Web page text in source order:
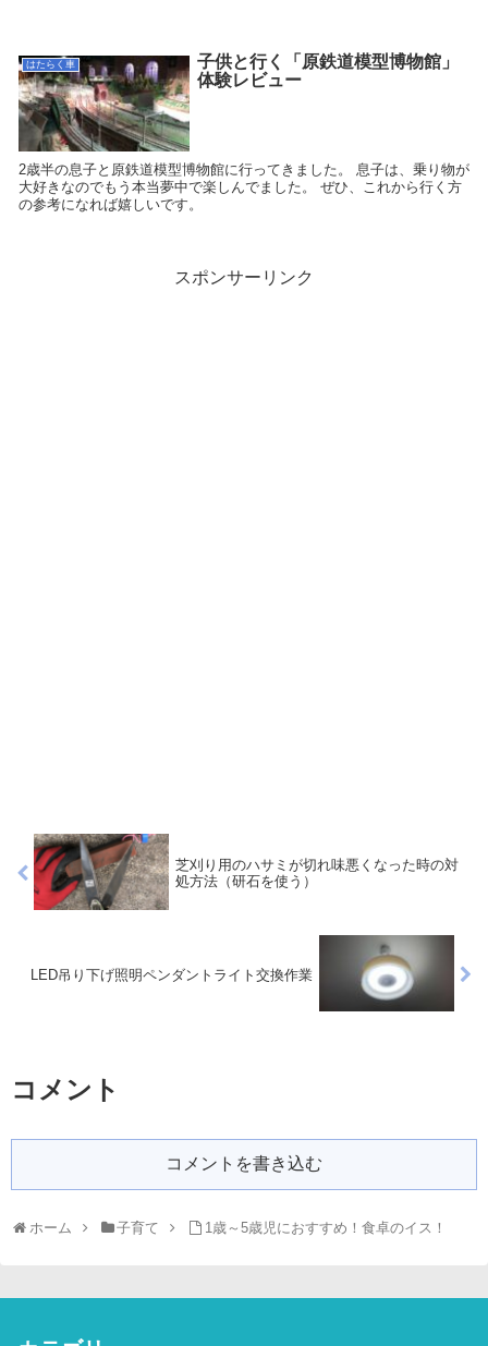
はたらく車
子供と行く「原鉄道模型博物館」
体験レビュー
2歳半の息子と原鉄道模型博物館に行ってきました。 息子は、乗り物が
大好きなのでもう本当夢中で楽しんでました。 ぜひ、これから行く方
の参考になれば嬉しいです。
スポンサーリンク
芝刈り用のハサミが切れ味悪くなった時の対
処方法（研石を使う）
LED吊り下げ照明ペンダントライト交換作業
コメント
コメントを書き込む
ホーム 子育て 1歳～5歳児におすすめ！食卓のイス！